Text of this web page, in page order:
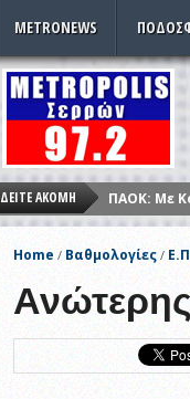
METRONEWS
ΔΕΊΤΕ ΑΚΌΜΗ
ΠΑΟΚ: Με
ΚΙΝΑΛ:
Αλλαγή
Σέρρες –
Home / Βαθμολογίες /
Ανώτερης